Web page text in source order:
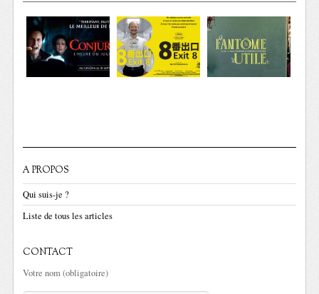
A PROPOS
Qui suis-je ?
Liste de tous les articles
CONTACT
Votre nom (obligatoire)